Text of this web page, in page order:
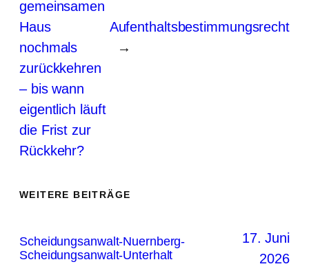
gemeinsamen
Haus
nochmals
zurückkehren
– bis wann
eigentlich läuft
die Frist zur
Rückkehr?
Aufenthaltsbestimmungsrecht
→
WEITERE BEITRÄGE
Scheidungsanwalt-Nuernberg-
Scheidungsanwalt-Unterhalt
17. Juni
2026